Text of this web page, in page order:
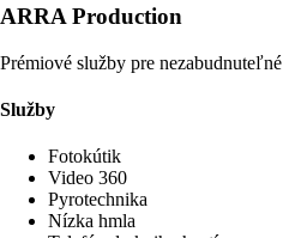
ARRA Production
Prémiové služby pre
Služby
Fotokútik
Video 360
Pyrotechnika
Nízka hmla